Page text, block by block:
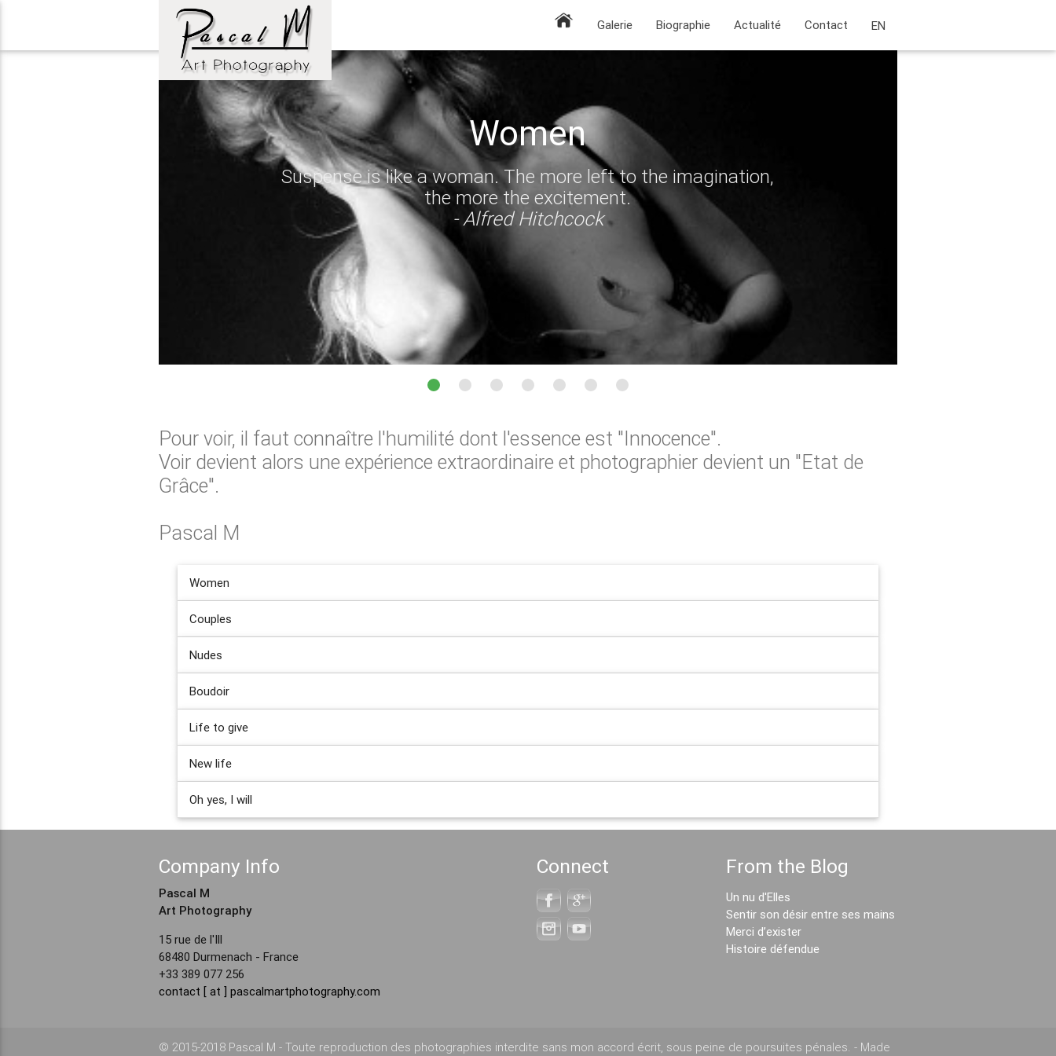
Galerie Biographie Actualité Contact EN
Women
Suspense is like a woman. The more left to the imagination,
the more the excitement.
- Alfred Hitchcock
Pour voir, il faut connaître l'humilité dont l'essence est "Innocence".
Voir devient alors une expérience extraordinaire et photographier devient un "Etat de
Grâce".
Pascal M
Women
Couples
Nudes
Boudoir
Life to give
New life
Oh yes, I will
Company Info
Pascal M
Art Photography
15 rue de l'Ill
68480 Durmenach - France
+33 389 077 256
contact [ at ] pascalmartphotography.com
Connect From the Blog
Un nu d'Elles
Sentir son désir entre ses mains
Merci d’exister
Histoire défendue
© 2015-2018 Pascal M - Toute reproduction des photographies interdite sans mon accord écrit, sous peine de poursuites pénales. - Made